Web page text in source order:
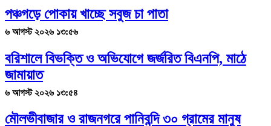
পঞ্চগড়ে পোকায় খাচ্ছে সবুজ চা পাতা
৬ আগস্ট ২০২৬ ১৩:৫৬
বরিশালে বিভক্তি ও অভিযোগে জর্জরিত বিএনপি, মাঠে
জামায়াত
৬ আগস্ট ২০২৬ ১৩:৫৪
মৌলভীবাজার ও রাজনগরে পানিবন্দি ৩০ গ্রামের মানুষ